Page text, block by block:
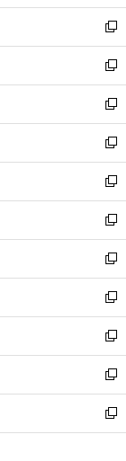
ウ
で
開
く
ン
ド
ウ
で
開
く
新
し
い
ウ
ィ
ン
ド
ウ
で
開
く
新
し
い
ウ
ィ
ン
ド
ウ
で
開
く
新
し
い
ウ
ィ
ン
ド
ウ
で
開
く
新
し
い
ウ
ィ
ン
ド
ウ
で
開
く
新
し
い
ウ
ィ
ン
ド
ウ
で
開
く
新
し
い
ウ
ィ
ン
ド
ウ
で
開
く
新
し
い
ウ
ィ
ン
ド
ウ
で
開
新
し
い
ウ
ィ
ン
ド
ウ
新
し
い
ウ
ィ
ン
新
し
い
ウ
新
し